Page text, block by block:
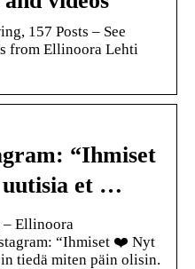
157 Posts – See
from Ellinoora Lehti
“Ihmiset
et …
– Ellinoora
“Ihmiset ❤️ Nyt
tiedä miten päin olisin.